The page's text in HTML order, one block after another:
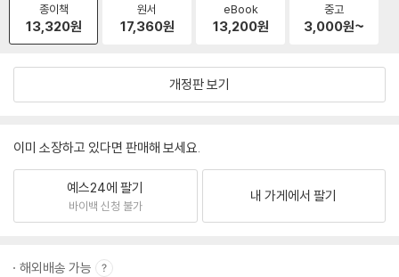
종이책
13,320원
원서
17,360원
eBook
13,200원
중고
3,000원~
개정판 보기
이미 소장하고 있다면 판매해 보세요.
예스24에 팔기
바이백 신청 불가
내 가게에서 팔기
해외배송 가능